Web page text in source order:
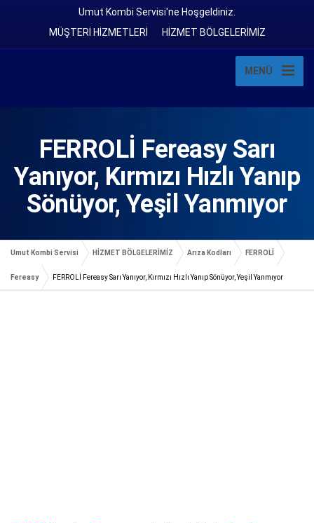
Umut Kombi Servisi'ne Hoşgeldiniz.
MÜŞTERİ HİZMETLERİ
HİZMET BÖLGELERİMİZ
MENÜ
FERROLİ Fereasy Sarı
Yanıyor, Kırmızı Hızlı Yanıp
Sönüyor, Yeşil Yanmıyor
Umut Kombi Servisi HİZMET BÖLGELERİMİZ Arıza Kodları FERROLİ
Fereasy FERROLİ Fereasy Sarı Yanıyor, Kırmızı Hızlı Yanıp Sönüyor, Yeşil Yanmıyor